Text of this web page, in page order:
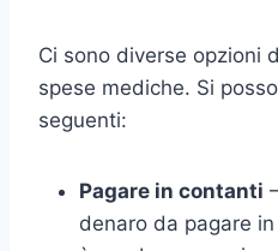
Ci sono diverse opzioni
spese mediche. Si
seguenti:
Pagare in contanti
denaro da pagare